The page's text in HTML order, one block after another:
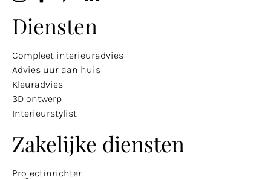
Diensten
Compleet interieuradvies
Advies uur aan huis
Kleuradvies
3D ontwerp
Interieurstylist
Zakelijke diensten
Projectinrichter